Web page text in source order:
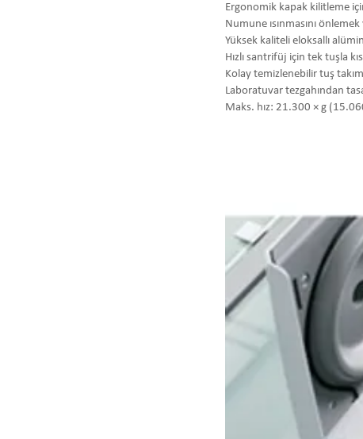
Ergonomik kapak kilitleme
Numune ısınmasını
Yüksek kaliteli eloksallı
Hızlı santrifüj için tek tuşla
Kolay temizlenebilir tuş
Laboratuvar tezgahından
Maks. hız: 21.300 × g